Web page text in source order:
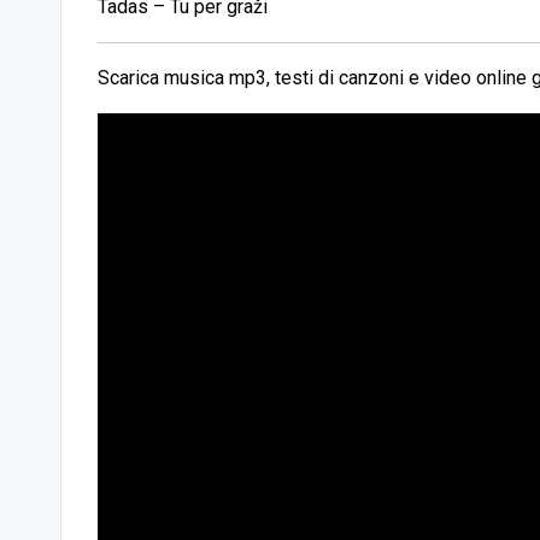
Tadas – Tu per graži
Scarica musica mp3, testi di canzoni e video online